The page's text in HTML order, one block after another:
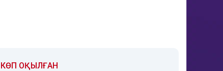
КӨП ОҚЫЛҒАН